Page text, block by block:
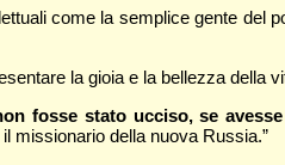
come la semplice gente del
la gioia e la bellezza della
fosse stato ucciso, se
missionario della nuova Russia.”